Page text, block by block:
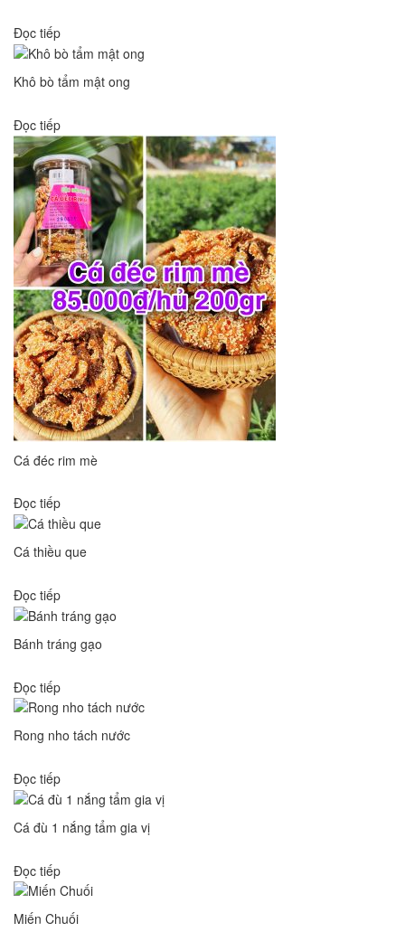
Đọc tiếp
Khô bò tẩm mật ong
Đọc tiếp
Cá đéc rim mè
Đọc tiếp
Cá thiều que
Đọc tiếp
Bánh tráng gạo
Đọc tiếp
Rong nho tách nước
Đọc tiếp
Cá đù 1 nắng tẩm gia vị
Đọc tiếp
Miến Chuối